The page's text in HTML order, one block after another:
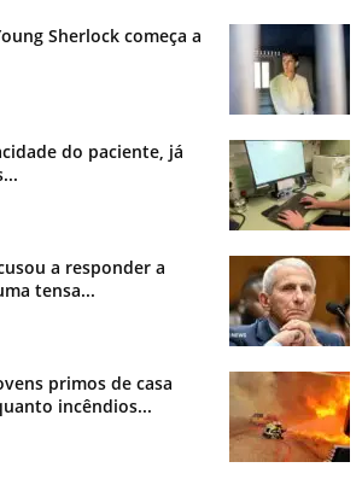
Sherlock começa a
do paciente, já
a responder a
tensa...
primos de casa
incêndios...